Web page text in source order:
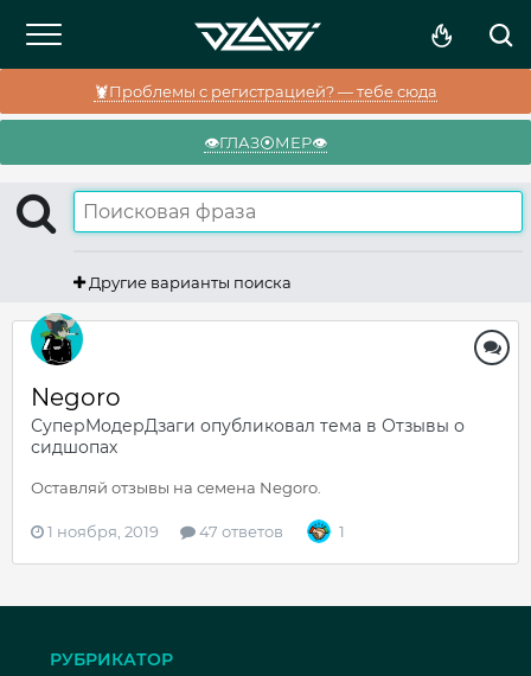
🦞Проблемы с регистрацией? — тебе сюда
👁️ГЛАЗ⦿МЕР👁️
Другие варианты поиска
Negoro
СуперМодерДзаги опубликовал тема в Отзывы о
сидшопах
Оставляй отзывы на семена Negoro.
1 ноября, 2019 47 ответов 1
РУБРИКАТОР